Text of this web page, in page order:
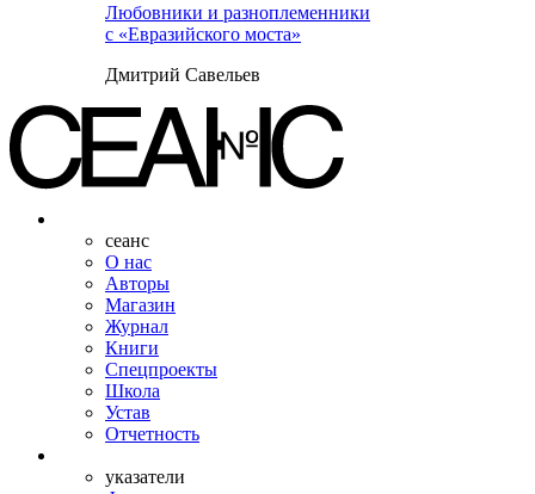
Любовники и разноплеменники
с «Евразийского моста»
Дмитрий Савельев
сеанс
О нас
Авторы
Магазин
Журнал
Книги
Спецпроекты
Школа
Устав
Отчетность
указатели